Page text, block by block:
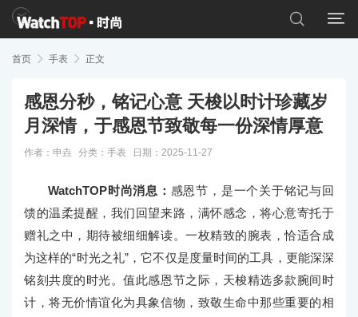


首页  手表  正文
感恩分秒，铭记心意 天梭以时计珍藏岁
月深情，于感恩节致敬每一份深情厚意
作者：申垚 分类： 手表 日期：2025-11-27
WatchTOP时尚消息： 感恩节，是一个关于铭记与回
馈的温柔提醒，我们回望来路，满怀感念，将心意寄托于
赠礼之中，期待被细细解读。一枚精致的腕表，恰适合成
为这样的“时光之礼”，它不仅是度量时间的工具，更能深深
铭刻共度的时光。值此感恩节之际，天梭精选多款腕间时
计，将无价情谊化为具象信物，致敬生命中那些重要的相